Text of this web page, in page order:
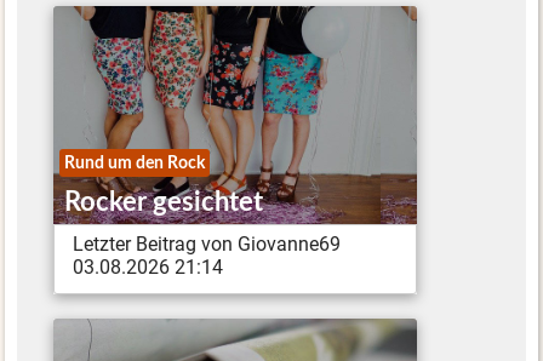
Rund um den Rock
Rocker gesichtet
Letzter Beitrag von Giovanne69
03.08.2026 21:14